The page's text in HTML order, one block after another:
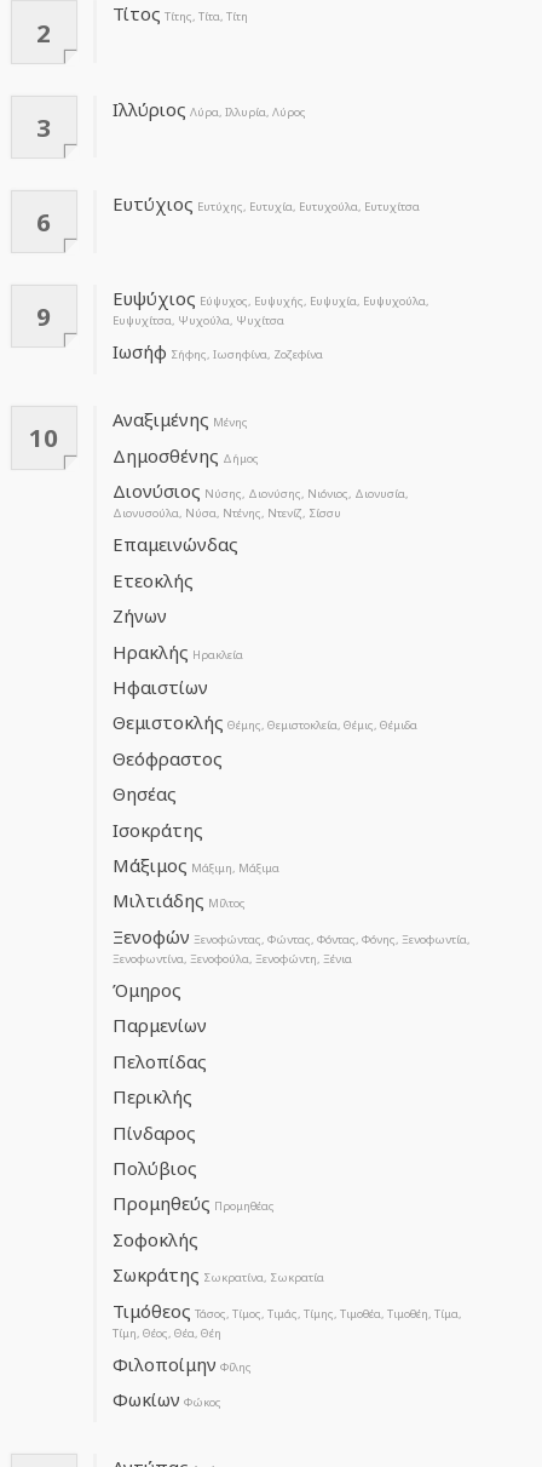
2
Τίτος Τίτης, Τίτα, Τίτη
3
Ιλλύριος Λύρα, Ιλλυρία, Λύρος
6
Ευτύχιος Ευτύχης, Ευτυχία, Ευτυχούλα, Ευτυχίτσα
9
Ευψύχιος Εύψυχος, Ευψυχής, Ευψυχία, Ευψυχούλα,
Ευψυχίτσα, Ψυχούλα, Ψυχίτσα
Ιωσήφ Σήφης, Ιωσηφίνα, Ζοζεφίνα
10
Αναξιμένης Μένης
Δημοσθένης Δήμος
Διονύσιος Νύσης, Διονύσης, Νιόνιος, Διονυσία,
Διονυσούλα, Νύσα, Ντένης, Ντενίζ, Σίσσυ
Επαμεινώνδας
Ετεοκλής
Ζήνων
Ηρακλής Ηρακλεία
Ηφαιστίων
Θεμιστοκλής Θέμης, Θεμιστοκλεία, Θέμις, Θέμιδα
Θεόφραστος
Θησέας
Ισοκράτης
Μάξιμος Μάξιμη, Μάξιμα
Μιλτιάδης Μίλτος
Ξενοφών Ξενοφώντας, Φώντας, Φόντας, Φόνης, Ξενοφωντία,
Ξενοφωντίνα, Ξενοφούλα, Ξενοφώντη, Ξένια
Όμηρος
Παρμενίων
Πελοπίδας
Περικλής
Πίνδαρος
Πολύβιος
Προμηθεύς Προμηθέας
Σοφοκλής
Σωκράτης Σωκρατίνα, Σωκρατία
Τιμόθεος Τάσος, Τίμος, Τιμάς, Τίμης, Τιμοθέα, Τιμοθέη, Τίμα,
Τίμη, Θέος, Θέα, Θέη
Φιλοποίμην Φίλης
Φωκίων Φώκος